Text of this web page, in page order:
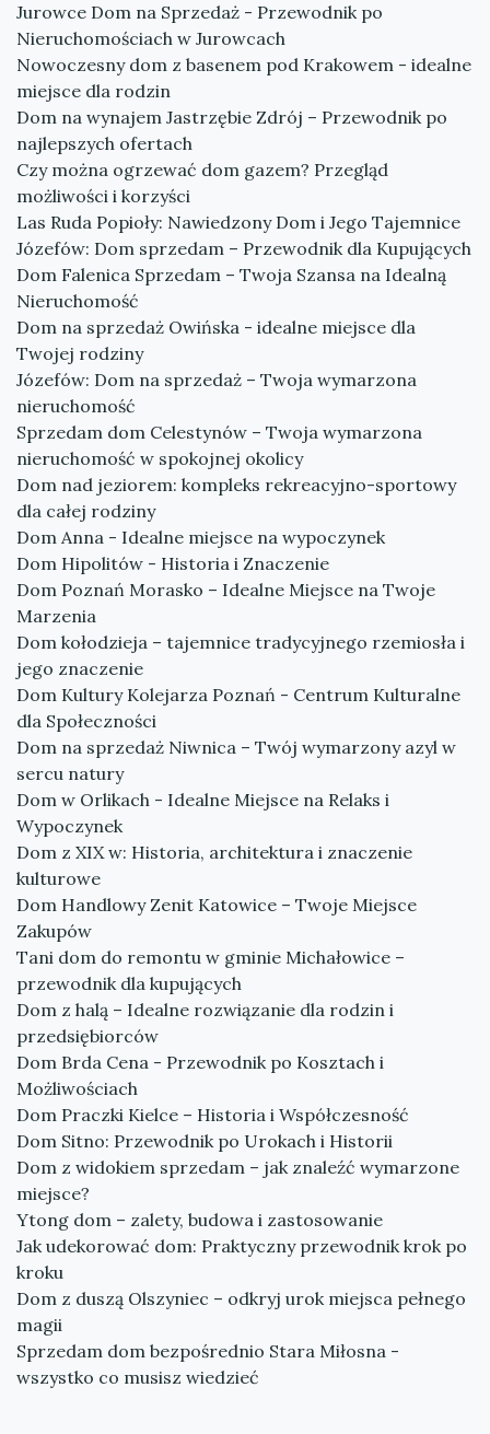
Jurowce Dom na Sprzedaż - Przewodnik po
Nieruchomościach w Jurowcach
Nowoczesny dom z basenem pod Krakowem - idealne
miejsce dla rodzin
Dom na wynajem Jastrzębie Zdrój – Przewodnik po
najlepszych ofertach
Czy można ogrzewać dom gazem? Przegląd
możliwości i korzyści
Las Ruda Popioły: Nawiedzony Dom i Jego Tajemnice
Józefów: Dom sprzedam – Przewodnik dla Kupujących
Dom Falenica Sprzedam – Twoja Szansa na Idealną
Nieruchomość
Dom na sprzedaż Owińska - idealne miejsce dla
Twojej rodziny
Józefów: Dom na sprzedaż – Twoja wymarzona
nieruchomość
Sprzedam dom Celestynów – Twoja wymarzona
nieruchomość w spokojnej okolicy
Dom nad jeziorem: kompleks rekreacyjno-sportowy
dla całej rodziny
Dom Anna - Idealne miejsce na wypoczynek
Dom Hipolitów - Historia i Znaczenie
Dom Poznań Morasko – Idealne Miejsce na Twoje
Marzenia
Dom kołodzieja – tajemnice tradycyjnego rzemiosła i
jego znaczenie
Dom Kultury Kolejarza Poznań - Centrum Kulturalne
dla Społeczności
Dom na sprzedaż Niwnica – Twój wymarzony azyl w
sercu natury
Dom w Orlikach - Idealne Miejsce na Relaks i
Wypoczynek
Dom z XIX w: Historia, architektura i znaczenie
kulturowe
Dom Handlowy Zenit Katowice – Twoje Miejsce
Zakupów
Tani dom do remontu w gminie Michałowice –
przewodnik dla kupujących
Dom z halą – Idealne rozwiązanie dla rodzin i
przedsiębiorców
Dom Brda Cena - Przewodnik po Kosztach i
Możliwościach
Dom Praczki Kielce – Historia i Współczesność
Dom Sitno: Przewodnik po Urokach i Historii
Dom z widokiem sprzedam – jak znaleźć wymarzone
miejsce?
Ytong dom – zalety, budowa i zastosowanie
Jak udekorować dom: Praktyczny przewodnik krok po
kroku
Dom z duszą Olszyniec – odkryj urok miejsca pełnego
magii
Sprzedam dom bezpośrednio Stara Miłosna -
wszystko co musisz wiedzieć